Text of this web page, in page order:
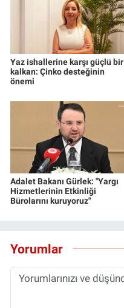
Yaz ishallerine karşı güçlü bir
kalkan: Çinko desteğinin
önemi
Adalet Bakanı Gürlek: "Yargı
Hizmetlerinin Etkinliği
Bürolarını kuruyoruz"
Yorumlar